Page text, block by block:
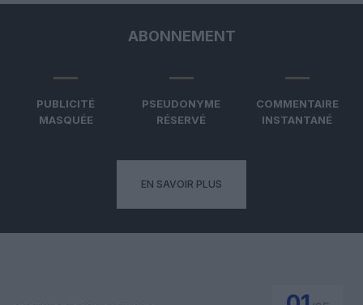
ABONNEMENT
PUBLICITÉ
MASQUÉE
PSEUDONYME
RÉSERVÉ
COMMENTAIRE
INSTANTANÉ
EN SAVOIR PLUS